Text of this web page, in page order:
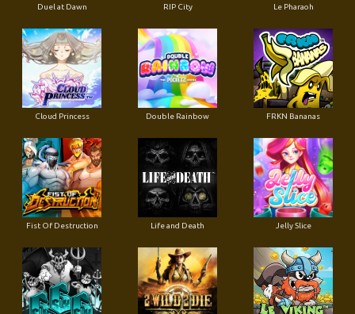
Duel at Dawn RIP City Le Pharaoh
Cloud Princess Double Rainbow FRKN Bananas
Fist Of Destruction Life and Death Jelly Slice